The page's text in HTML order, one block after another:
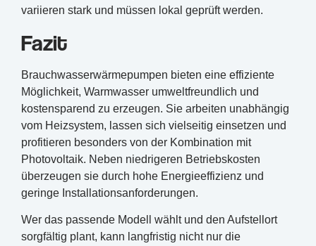
variieren stark und müssen lokal geprüft werden.
Fazit
Brauchwasserwärmepumpen bieten eine effiziente
Möglichkeit, Warmwasser umweltfreundlich und
kostensparend zu erzeugen. Sie arbeiten unabhängig
vom Heizsystem, lassen sich vielseitig einsetzen und
profitieren besonders von der Kombination mit
Photovoltaik. Neben niedrigeren Betriebskosten
überzeugen sie durch hohe Energieeffizienz und
geringe Installationsanforderungen.
Wer das passende Modell wählt und den Aufstellort
sorgfältig plant, kann langfristig nicht nur die